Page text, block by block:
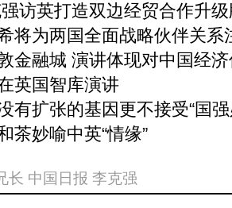
访英打造双边经贸合作升
将为两国全面战略伙伴关系
金融城 演讲体现对中国经
英国智库演讲
有扩张的基因更不接受“国
茶妙喻中英“情缘”
长 中国日报 李克强